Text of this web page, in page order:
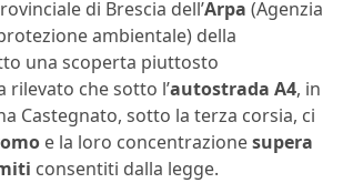
di Brescia dell’Arpa (Agenzia
ambientale) della
una scoperta piuttosto
rilevato che sotto l’autostrada A4, in
Castegnato, sotto la terza corsia, ci
e la loro concentrazionesupera
consentiti dalla legge.